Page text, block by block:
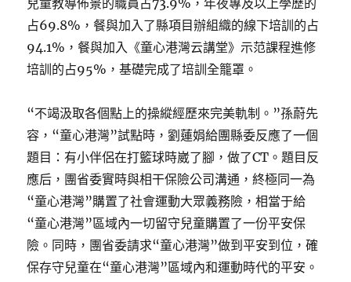
兒童教導佈景的職員占73.9%，年夜專及以上學歷的
占69.8%，餐與加入了縣項目辦組織的線下培訓的占
94.1%，餐與加入《童心港灣云講堂》示范課程進修
培訓的占95%，基礎完成了培訓全籠罩。
“不竭汲取各個點上的操縱經歷來完美軌制。”孫蔚先
容，“童心港灣”試點時，劉蓮娟給團縣委反應了一個
題目：有小伴侶在打籃球時崴了腳，做了CT。題目反
應后，團省委實時與相干保險公司溝通，終極同一為
“童心港灣”購置了社會運動大眾義務險，相當于給
“童心港灣”區域內一切留守兒童購置了一份平安保
險。同時，團省委請求“童心港灣”做到平安到位，確
保存守兒童在“童心港灣”區域內和運動時代的平安。